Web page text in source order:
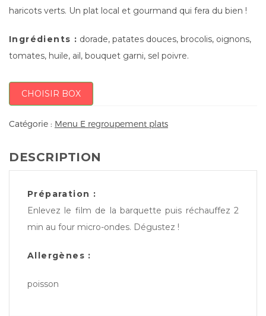
haricots verts. Un plat local et gourmand qui fera du bien !
Ingrédients : dorade, patates douces, brocolis, oignons,
tomates, huile, ail, bouquet garni, sel poivre.
CHOISIR BOX
Catégorie : Menu E regroupement plats
DESCRIPTION
Préparation :
Enlevez le film de la barquette puis réchauffez 2
min au four micro-ondes. Dégustez !
Allergènes :
poisson